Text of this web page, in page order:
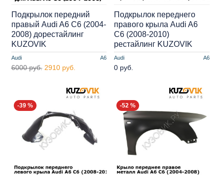
Audi A6
Подкрылок передний
правый Audi A6 С6 (2004-
2008) дорестайлинг
KUZOVIK
6000 руб. 2910 руб.
Audi A6
Подкрылок переднего
правого крыла Audi A6
C6 (2008-2010)
рестайлинг KUZOVIK
0 руб.
-39 % -52 %